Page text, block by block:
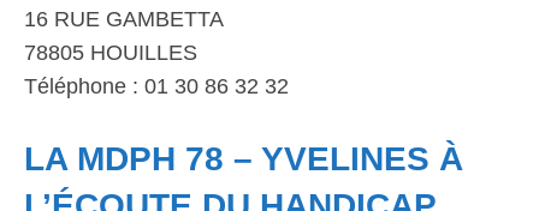
16 RUE GAMBETTA
78805 HOUILLES
Téléphone : 01 30 86 32 32
LA MDPH 78 – YVELINES À